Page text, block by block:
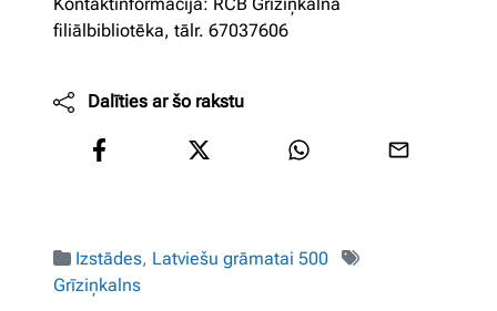
filiālbibliotēka, tālr. 67037606
Dalīties ar šo rakstu
Izstādes, Latviešu grāmatai 500
Grīziņkalns